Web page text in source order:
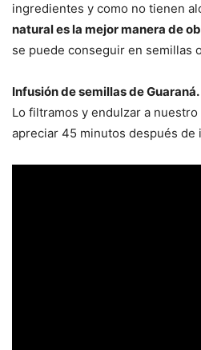
ingredientes y como no tienen
natural es la mejor manera de
se puede conseguir en semillas
Infusión de semillas de Guaraná.
Lo filtramos y endulzar a
apreciar 45 minutos después de